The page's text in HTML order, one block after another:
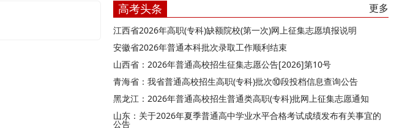
高考头条 更多
江西省2026年高职(专科)缺额院校(第一次)网上征集志愿填报说明
安徽省2026年普通本科批次录取工作顺利结束
山西省：2026年普通高校招生征集志愿公告[2026]第10号
青海省：我省普通高校招生高职(专科)批次⑩段投档信息查询公告
黑龙江：2026年普通高校招生普通类高职(专科)批网上征集志愿通知
山东：关于2026年夏季普通高中学业水平合格考试成绩发布有关事宜的
公告